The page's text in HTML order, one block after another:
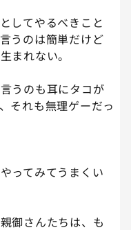
してやるべきこと
うのは簡単だけど
まれない。
うのも耳にタコが
それも無理ゲーだっ
ってみてうまくい
御さんたちは、も